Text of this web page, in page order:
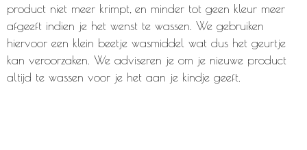
product niet meer krimpt, en minder tot geen kleur meer
afgeeft indien je het wenst te wassen. We gebruiken
hiervoor een klein beetje wasmiddel wat dus het geurtje
kan veroorzaken. We adviseren je om je nieuwe product
altijd te wassen voor je het aan je kindje geeft.